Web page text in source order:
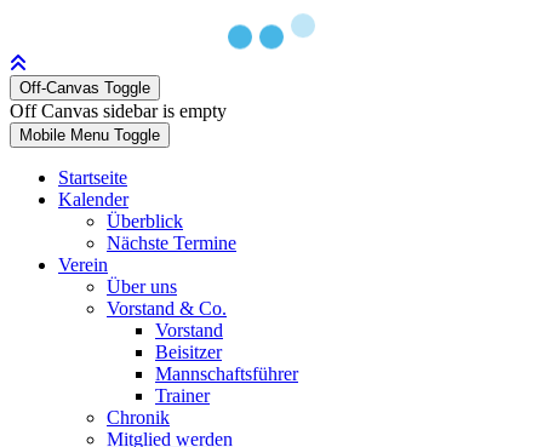
Off-Canvas Toggle
Off Canvas sidebar is empty
Mobile Menu Toggle
Startseite
Kalender
Überblick
Nächste Termine
Verein
Über uns
Vorstand & Co.
Vorstand
Beisitzer
Mannschaftsführer
Trainer
Chronik
Mitglied werden